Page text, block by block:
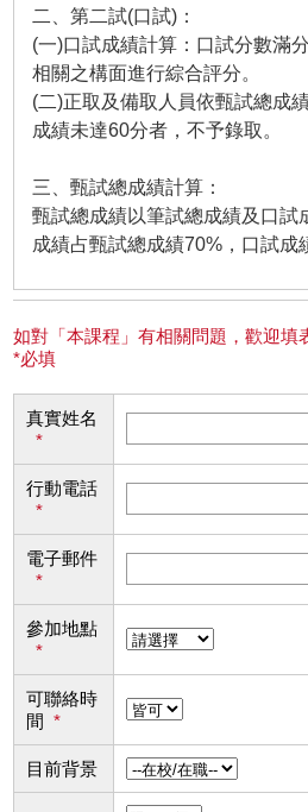
二、第二試(口試)：
(一)口試成績計算：口試分數滿
相關之構面進行綜合評分。
(二)正取及備取人員依甄試總成
成績未達60分者，不予錄取。
三、甄試總成績計算：
甄試總成績以筆試總成績及口試
成績占甄試總成績70%，口試成
如對「本課程」有相關問題，歡迎
*必填
真實姓名
*
行動電話
*
電子郵件
*
參加地點
*
可聯絡時
間 *
目前背景